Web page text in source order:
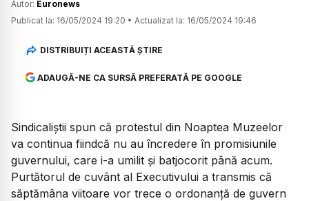
Autor: Euronews
Publicat la: 16/05/2024 19:20 • Actualizat la: 16/05/2024 19:46
DISTRIBUIȚI ACEASTĂ ȘTIRE
ADAUGĂ-NE CA SURSĂ PREFERATĂ PE GOOGLE
Sindicaliștii spun că protestul din Noaptea Muzeelor
va continua fiindcă nu au încredere în promisiunile
guvernului, care i-a umilit și batjocorit până acum.
Purtătorul de cuvânt al Executivului a transmis că
săptămâna viitoare vor trece o ordonanță de guvern